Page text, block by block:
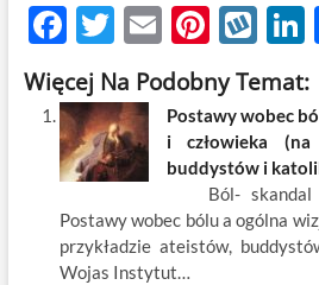
F
ac
e
b
o
o
k
T
w
itt
er
E
m
ail
Pi
nt
er
es
t
W
k
o
p
e
Więcej Na Podobny Temat:
Postawy wobec
i człowieka (na
buddystów i
Ból- skandal
Postawy wobec bólu a ogólna
przykładzie ateistów,
Wojas Instytut…